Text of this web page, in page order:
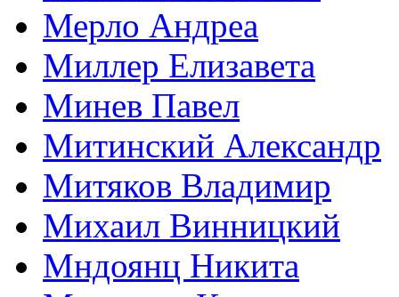
Мерло Андреа
Миллер Елизавета
Минев Павел
Митинский Александр
Митяков Владимир
Михаил Винницкий
Мндоянц Никита